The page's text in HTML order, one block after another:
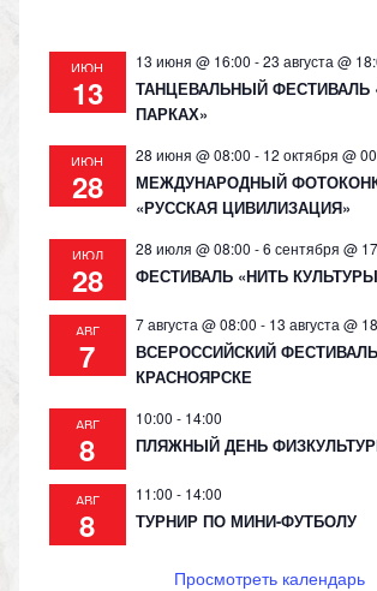
ИЮН
13
13 июня @ 16:00 -23 августа @
ТАНЦЕВАЛЬНЫЙ ФЕСТИВАЛЬ
ПАРКАХ»
ИЮН
28
28 июня @ 08:00 - 12 октября @
МЕЖДУНАРОДНЫЙ
«РУССКАЯ ЦИВИЛИЗАЦИЯ»
ИЮЛ
28
28 июля @ 08:00 -6 сентября @
ФЕСТИВАЛЬ «НИТЬ
АВГ
7
7 августа @ 08:00 - 13 августа @
ВСЕРОССИЙСКИЙ
КРАСНОЯРСКЕ
АВГ
8
10:00 - 14:00
ПЛЯЖНЫЙ ДЕНЬ
АВГ
8
11:00 - 14:00
ТУРНИР ПО МИНИ-ФУТБОЛУ
Просмотреть календарь